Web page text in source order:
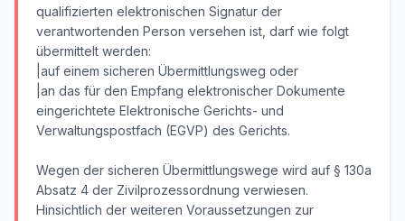
qualifizierten elektronischen Signatur der
verantwortenden Person versehen ist, darf wie folgt
übermittelt werden:
|auf einem sicheren Übermittlungsweg oder
|an das für den Empfang elektronischer Dokumente
eingerichtete Elektronische Gerichts- und
Verwaltungspostfach (EGVP) des Gerichts.
Wegen der sicheren Übermittlungswege wird auf § 130a
Absatz 4 der Zivilprozessordnung verwiesen.
Hinsichtlich der weiteren Voraussetzungen zur